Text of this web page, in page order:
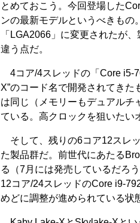
とめておこう。今回登場した
ンの最新モデルというべきもの
「LGA2066」に変更されたが
違う点だ。
4コア/4スレッドの「Core i5-
X”のコード名で開発されてき
は同じ（メモリーもデュアルチ
ている。高クロックを狙いたい
そして、残りの6コア12スレ
た製品群だ。前世代にあたる
る（7月には発売しているだろ
12コア/24スレッドのCore i9-
めどに調整が進められている状